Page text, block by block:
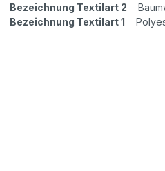
Bezeichnung Textilart 2
Bezeichnung Textilart 1